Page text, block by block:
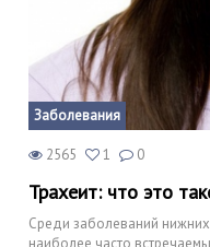
Заболевания
2565 1 0
Трахеит: что это
Среди заболеваний нижних
наиболее часто